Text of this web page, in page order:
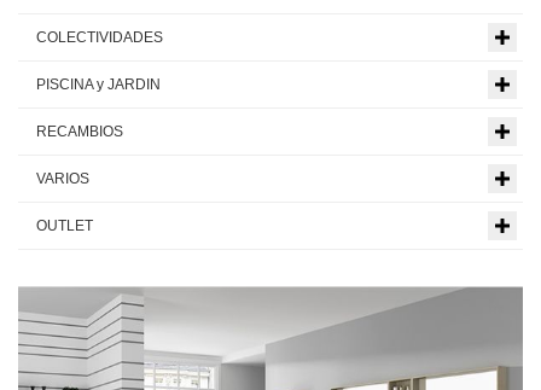
COLECTIVIDADES
PISCINA y JARDIN
RECAMBIOS
VARIOS
OUTLET